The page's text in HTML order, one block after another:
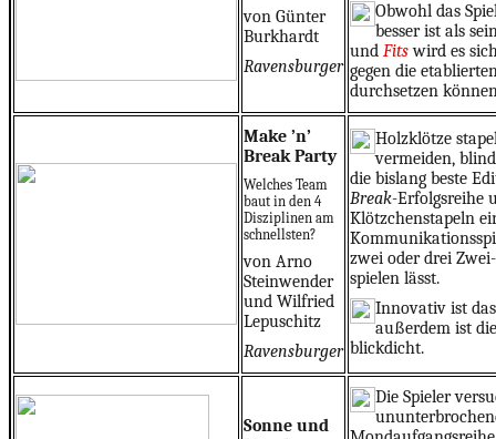
von Günter
Burkhardt
Ravensburger
Obwohl das
besser ist als
und Fitswird es
gegen die
durchsetzen
Make ’n’
Break Party
Welches Team
baut in den 4
Disziplinen am
schnellsten?
von Arno
Steinwender
und Wilfried
Lepuschitz
Ravensburger
Holzklötze
vermeiden,
die bislang beste
Break-Erfolgsreihe
Klötzchenstapeln
zwei oder drei
spielen lässt.
Innovativ ist
außerdem ist
blickdicht.
Sonne und
Die Spieler